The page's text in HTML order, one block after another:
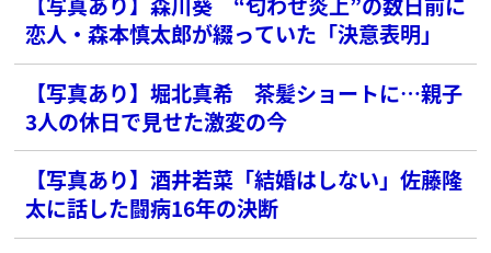
恋人・森本慎太郎が綴っていた「決意表明」
【写真あり】堀北真希 茶髪ショートに…親子
3人の休日で見せた激変の今
【写真あり】酒井若菜「結婚はしない」佐藤隆
太に話した闘病16年の決断